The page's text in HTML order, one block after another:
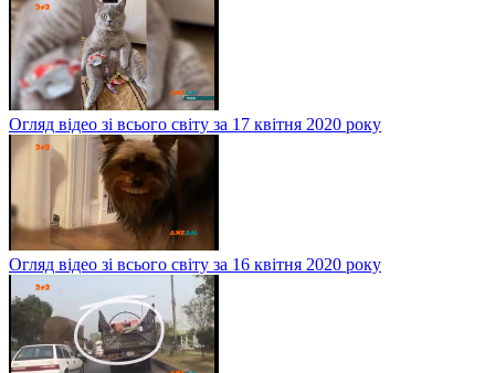
Огляд відео зі всього світу за 17 квітня 2020 року
Огляд відео зі всього світу за 16 квітня 2020 року